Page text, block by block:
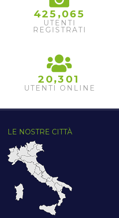
425 ,065
UTENTI
REGISTRATI
2 0,3 01
UTENTI ONLINE
LE NOSTRE CITTÀ